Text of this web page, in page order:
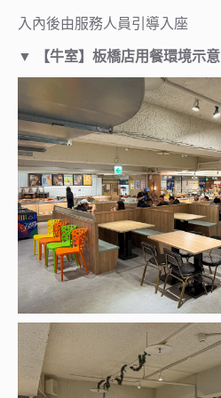
入內後由服務人員引導入座
▼ 【牛室】板橋店用餐環境示意